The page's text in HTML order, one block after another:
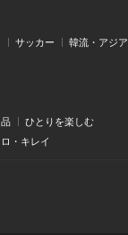
サッカー 韓流・アジア
ひとりを楽しむ
・キレイ